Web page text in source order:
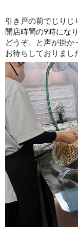
引き戸の前でじりじ
開店時間の9時にな
どうぞ、と声が掛か
お待ちしておりまし